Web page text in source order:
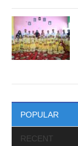
POPULAR
RECENT